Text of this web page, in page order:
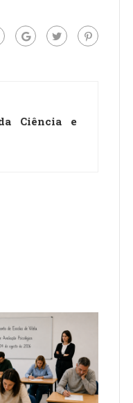
Ciência e